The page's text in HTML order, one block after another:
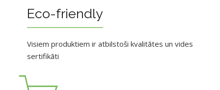
Eco-friendly
Visiem produktiem ir atbilstoši kvalitātes un vides
sertifikāti